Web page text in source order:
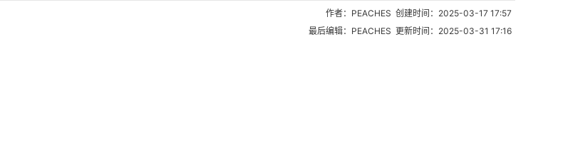
作者：PEACHES 创建时间：2025-03-17 17:57
最后编辑：PEACHES 更新时间：2025-03-31 17:16